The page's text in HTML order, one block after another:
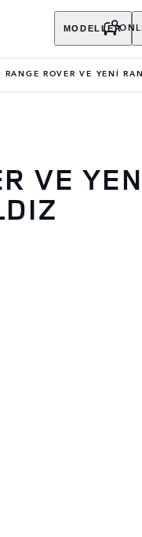
MODELLER
RANGE ROVER VE YENİ
VE